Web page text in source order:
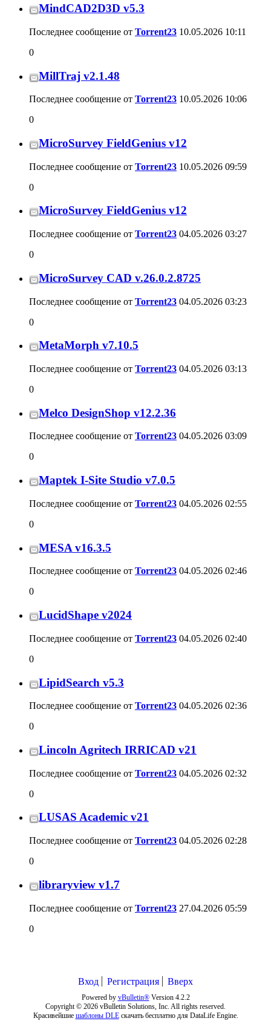
MindCAD2D3D v5.3
Последнее сообщение от Torrent23 10.05.2026 10:11
0
MillTraj v2.1.48
Последнее сообщение от Torrent23 10.05.2026 10:06
0
MicroSurvey FieldGenius v12
Последнее сообщение от Torrent23 10.05.2026 09:59
0
MicroSurvey FieldGenius v12
Последнее сообщение от Torrent23 04.05.2026 03:27
0
MicroSurvey CAD v.26.0.2.8725
Последнее сообщение от Torrent23 04.05.2026 03:23
0
MetaMorph v7.10.5
Последнее сообщение от Torrent23 04.05.2026 03:13
0
Melco DesignShop v12.2.36
Последнее сообщение от Torrent23 04.05.2026 03:09
0
Maptek I-Site Studio v7.0.5
Последнее сообщение от Torrent23 04.05.2026 02:55
0
MESA v16.3.5
Последнее сообщение от Torrent23 04.05.2026 02:46
0
LucidShape v2024
Последнее сообщение от Torrent23 04.05.2026 02:40
0
LipidSearch v5.3
Последнее сообщение от Torrent23 04.05.2026 02:36
0
Lincoln Agritech IRRICAD v21
Последнее сообщение от Torrent23 04.05.2026 02:32
0
LUSAS Academic v21
Последнее сообщение от Torrent23 04.05.2026 02:28
0
libraryview v1.7
Последнее сообщение от Torrent23 27.04.2026 05:59
0
Вход Регистрация Вверх
Powered by vBulletin®Version 4.2.2
Copyright © 2026 vBulletin Solutions, Inc. All rights reserved.
Красивейшие шаблоны DLEскачать бесплатно для DataLife Engine.